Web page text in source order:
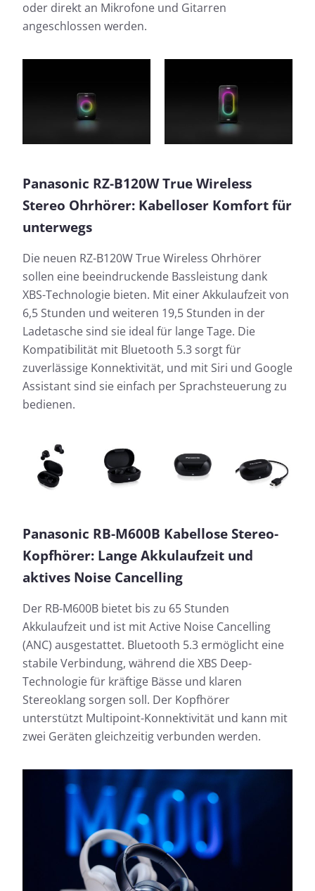
oder direkt an Mikrofone und Gitarren
angeschlossen werden.
Panasonic RZ-B120W True Wireless
Stereo Ohrhörer: Kabelloser Komfort für
unterwegs
Die neuen RZ-B120W True Wireless Ohrhörer
sollen eine beeindruckende Bassleistung dank
XBS-Technologie bieten. Mit einer Akkulaufzeit von
6,5 Stunden und weiteren 19,5 Stunden in der
Ladetasche sind sie ideal für lange Tage. Die
Kompatibilität mit Bluetooth 5.3 sorgt für
zuverlässige Konnektivität, und mit Siri und Google
Assistant sind sie einfach per Sprachsteuerung zu
bedienen.
Panasonic RB-M600B Kabellose Stereo-
Kopfhörer: Lange Akkulaufzeit und
aktives Noise Cancelling
Der RB-M600B bietet bis zu 65 Stunden
Akkulaufzeit und ist mit Active Noise Cancelling
(ANC) ausgestattet. Bluetooth 5.3 ermöglicht eine
stabile Verbindung, während die XBS Deep-
Technologie für kräftige Bässe und klaren
Stereoklang sorgen soll. Der Kopfhörer
unterstützt Multipoint-Konnektivität und kann mit
zwei Geräten gleichzeitig verbunden werden.